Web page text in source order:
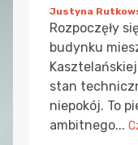
Justyna
Rozpoczęły
budynku
stan
niepokój. To
ambitnego...